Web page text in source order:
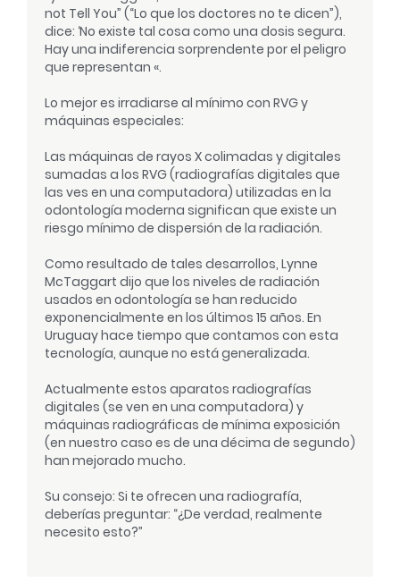
not Tell You” (“Lo que los doctores no te dicen”),
dice: ‘No existe tal cosa como una dosis segura.
Hay una indiferencia sorprendente por el peligro
que representan «.
Lo mejor es irradiarse al mínimo con RVG y
máquinas especiales:
Las máquinas de rayos X colimadas y digitales
sumadas a los RVG (radiografías digitales que
las ves en una computadora) utilizadas en la
odontología moderna significan que existe un
riesgo mínimo de dispersión de la radiación.
Como resultado de tales desarrollos, Lynne
McTaggart dijo que los niveles de radiación
usados en odontología se han reducido
exponencialmente en los últimos 15 años. En
Uruguay hace tiempo que contamos con esta
tecnología, aunque no está generalizada.
Actualmente estos aparatos radiografías
digitales (se ven en una computadora) y
máquinas radiográficas de mínima exposición
(en nuestro caso es de una décima de segundo)
han mejorado mucho.
Su consejo: Si te ofrecen una radiografía,
deberías preguntar: “¿De verdad, realmente
necesito esto?”